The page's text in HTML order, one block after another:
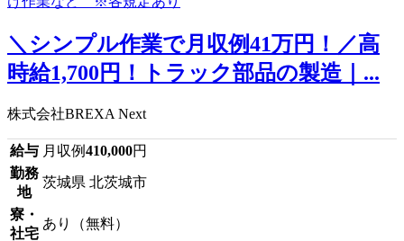
＼シンプル作業で月収例41万円！／高
時給1,700円！トラック部品の製造｜...
株式会社BREXA Next
給与 月収例410,000円
勤務
地
茨城県 北茨城市
寮・
社宅
あり（無料）